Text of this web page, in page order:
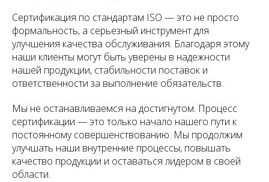
Сертификация по стандартам ISO — это не просто
формальность, а серьезный инструмент для
улучшения качества обслуживания. Благодаря этому
наши клиенты могут быть уверены в надежности
нашей продукции, стабильности поставок и
ответственности за выполнение обязательств.
Мы не останавливаемся на достигнутом. Процесс
сертификации — это только начало нашего пути к
постоянному совершенствованию. Мы продолжим
улучшать наши внутренние процессы, повышать
качество продукции и оставаться лидером в своей
области.